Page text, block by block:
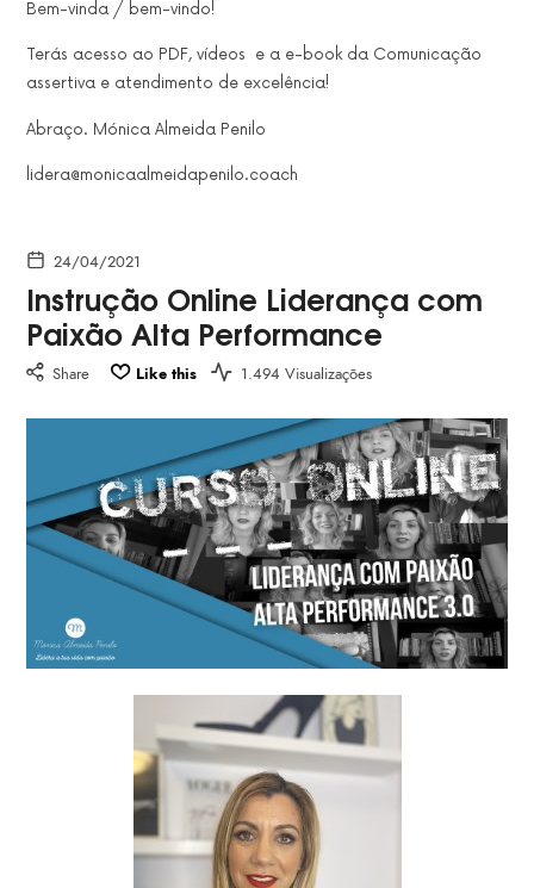
Bem-vinda / bem-vindo!
Terás acesso ao PDF, vídeos e a e-book da Comunicação
assertiva e atendimento de excelência!
Abraço. Mónica Almeida Penilo
lidera@monicaalmeidapenilo.coach
24/04/2021
Instrução Online Liderança com
Paixão Alta Performance
Share Like this 1.494 Visualizações